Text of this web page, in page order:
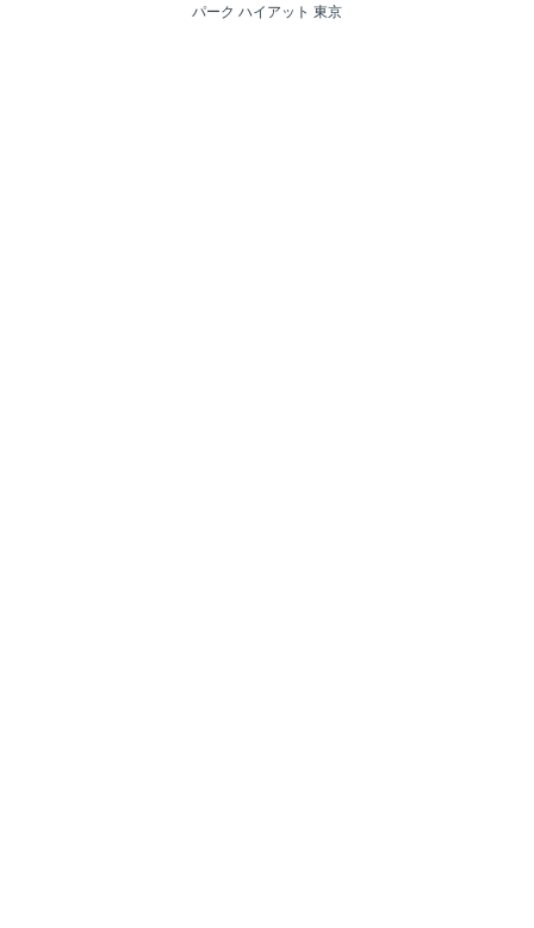
パーク ハイアット 東京